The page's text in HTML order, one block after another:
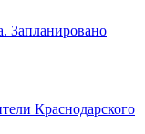
Запланировано
Краснодарского